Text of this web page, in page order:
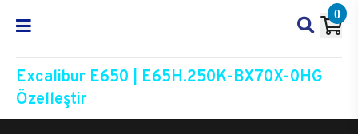
0
Excalibur E650 | E65H.250K-BX70X-0HG
Özelleştir